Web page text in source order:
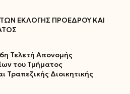
ΕΚΛΟΓΗΣ ΠΡΟΕΔΡΟΥ ΚΑΙ
Τελετή Απονομής
του Τμήματος
Τραπεζικής Διοικητικής